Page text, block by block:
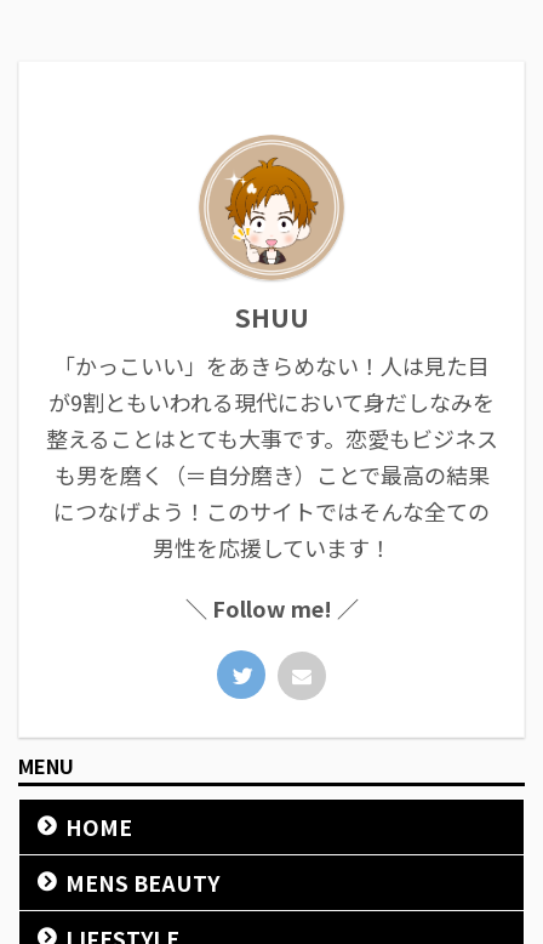
SHUU
「かっこいい」をあきらめない！人は見た目
が9割ともいわれる現代において身だしなみを
整えることはとても大事です。恋愛もビジネス
も男を磨く（＝自分磨き）ことで最高の結果
につなげよう！このサイトではそんな全ての
男性を応援しています！
＼ Follow me! ／
MENU
HOME
MENS BEAUTY